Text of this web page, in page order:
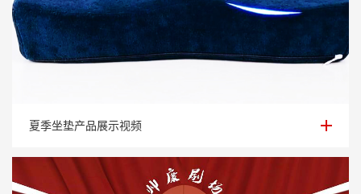
夏季坐垫产品展示视频
夏季坐垫产品展示视频